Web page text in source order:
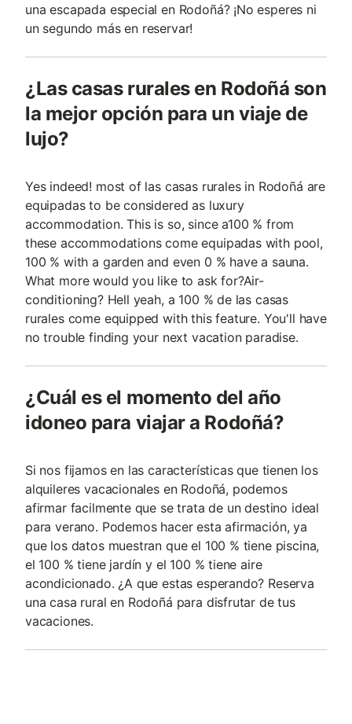
una escapada especial en Rodoñá? ¡No esperes ni
un segundo más en reservar!
¿Las casas rurales en Rodoñá son
la mejor opción para un viaje de
lujo?
Yes indeed! most of las casas rurales in Rodoñá are
equipadas to be considered as luxury
accommodation. This is so, since a100 % from
these accommodations come equipadas with pool,
100 % with a garden and even 0 % have a sauna.
What more would you like to ask for?Air-
conditioning? Hell yeah, a 100 % de las casas
rurales come equipped with this feature. You'll have
no trouble finding your next vacation paradise.
¿Cuál es el momento del año
idoneo para viajar a Rodoñá?
Si nos fijamos en las características que tienen los
alquileres vacacionales en Rodoñá, podemos
afirmar facilmente que se trata de un destino ideal
para verano. Podemos hacer esta afirmación, ya
que los datos muestran que el 100 % tiene piscina,
el 100 % tiene jardín y el 100 % tiene aire
acondicionado. ¿A que estas esperando? Reserva
una casa rural en Rodoñá para disfrutar de tus
vacaciones.